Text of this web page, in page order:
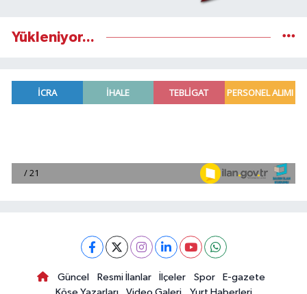
Yükleniyor...
Güncel Resmi İlanlar İlçeler Spor
E-gazete